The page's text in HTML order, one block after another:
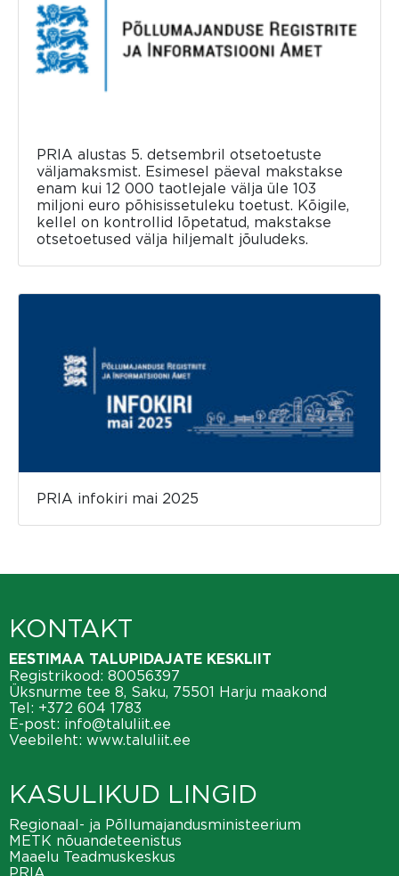
PRIA alustas 5. detsembril otsetoetuste
väljamaksmist. Esimesel päeval makstakse
enam kui 12 000 taotlejale välja üle 103
miljoni euro põhisissetuleku toetust. Kõigile,
kellel on kontrollid lõpetatud, makstakse
otsetoetused välja hiljemalt jõuludeks.
PRIA infokiri mai 2025
KONTAKT
EESTIMAA TALUPIDAJATE KESKLIIT
Registrikood: 80056397
Üksnurme tee 8, Saku, 75501 Harju maakond
Tel: +372 604 1783
E-post: info@taluliit.ee
Veebileht: www.taluliit.ee
KASULIKUD LINGID
Regionaal- ja Põllumajandusministeerium
METK nõuandeteenistus
Maaelu Teadmuskeskus
PRIA